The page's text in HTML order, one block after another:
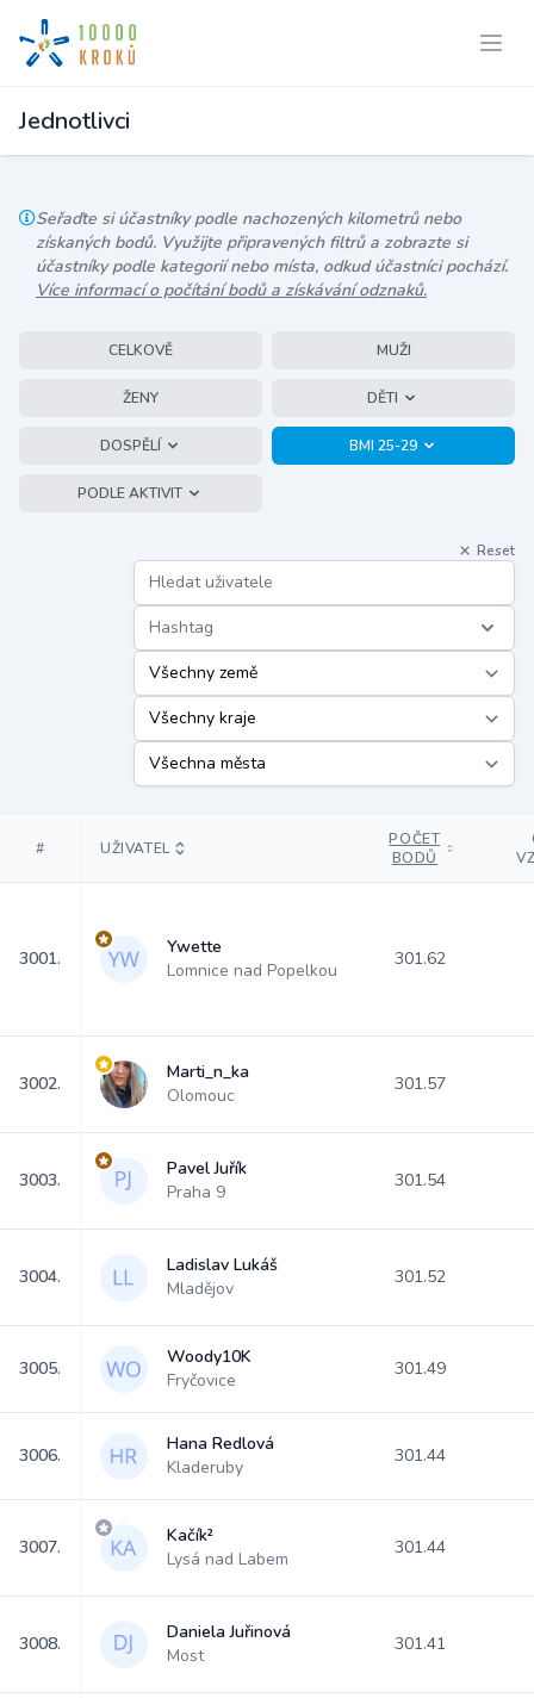
Jednotlivci
Seřaďte si účastníky podle nachozených kilometrů nebo
získaných bodů. Využijte připravených filtrů a zobrazte si
účastníky podle kategorií nebo místa, odkud účastníci pochází.
Více informací o počítání bodů a získávání odznaků.
CELKOVĚ MUŽI
ŽENY DĚTI
DOSPĚLÍ BMI 25-29
PODLE AKTIVIT
Reset
Hashtag
# UŽIVATEL
POČET
BODŮ
3001.
Ywette
Lomnice nad Popelkou
301.62
3002.
Marti_n_ka
Olomouc
301.57
3003.
Pavel Juřík
Praha 9
301.54
3004.
Ladislav Lukáš
Mladějov
301.52
3005.
Woody10K
Fryčovice
301.49
3006.
Hana Redlová
Kladeruby
301.44
3007.
Kačík²
Lysá nad Labem
301.44
3008.
Daniela Juřinová
Most
301.41